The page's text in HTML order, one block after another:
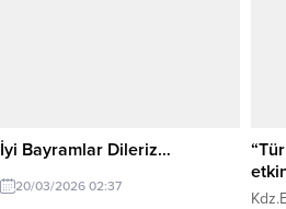
İyi Bayramlar Dileriz…
20/03/2026 02:37